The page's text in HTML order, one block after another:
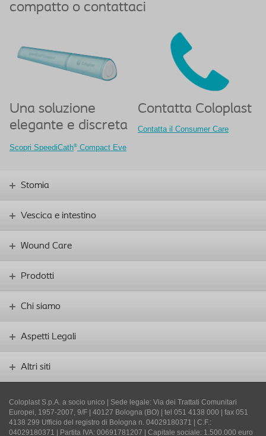
compatto o contattaci
Una soluzione
elegante e discreta
Scopri SpeediCath® Compact Eve
Contatta Coloplast
Contatta il Consumer Care
Stomia
Vescica e intestino
Wound Care
Prodotti
Chi siamo
Aspetti Legali
Altri siti
Coloplast S.p.A. a socio unico | Sede legale: Via dei Trattati Comunitari
Europei, 1957-2007, 9/F | 40127 Bologna (BO) | tel 051 4138 000 | fax 051
4138 299 Ufficio del registro di Bologna n. 04029180371 | C.F.:
04029180371 | Partita IVA: 00691781207 | Capitale sociale: 1.500.000 euro